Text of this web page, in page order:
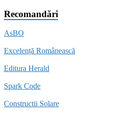
Recomandări
AsBO
Excelență Românească
Editura Herald
Spark Code
Constructii Solare